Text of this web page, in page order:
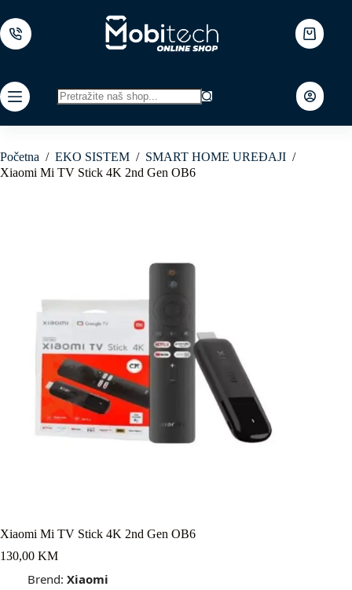
to
content
Shopping
cart
results
Početna / EKO SISTEM / SMART HOME UREĐAJI /
Xiaomi Mi TV Stick 4K 2nd Gen OB6
Xiaomi Mi TV Stick 4K 2nd Gen OB6
130,00 KM
Brend: Xiaomi